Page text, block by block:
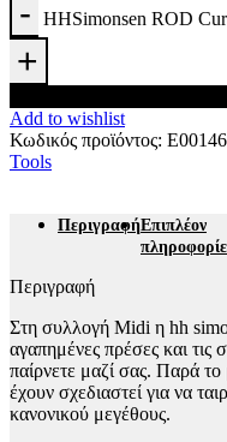
HHSimonsen ROD
Add to wishlist
Κωδικός προϊόντος: Ε00146
Tools
ΠεριγραφήΕπιπλέον
Περιγραφή
Στη συλλογή Midi η hh
αγαπημένες πρέσες και τις
παίρνετε μαζί σας. Παρά
έχουν σχεδιαστεί για να
κανονικού μεγέθους.